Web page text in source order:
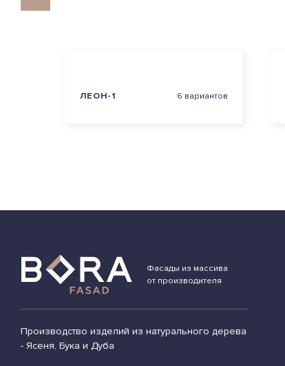
ЛЕОН-1 6 вариантов
Фасады из массива
от производителя
Производство изделий из натурального дерева
- Ясеня, Бука и Дуба